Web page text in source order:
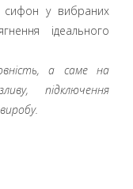
сифон у вибраних
ідеального
а саме на
підключення